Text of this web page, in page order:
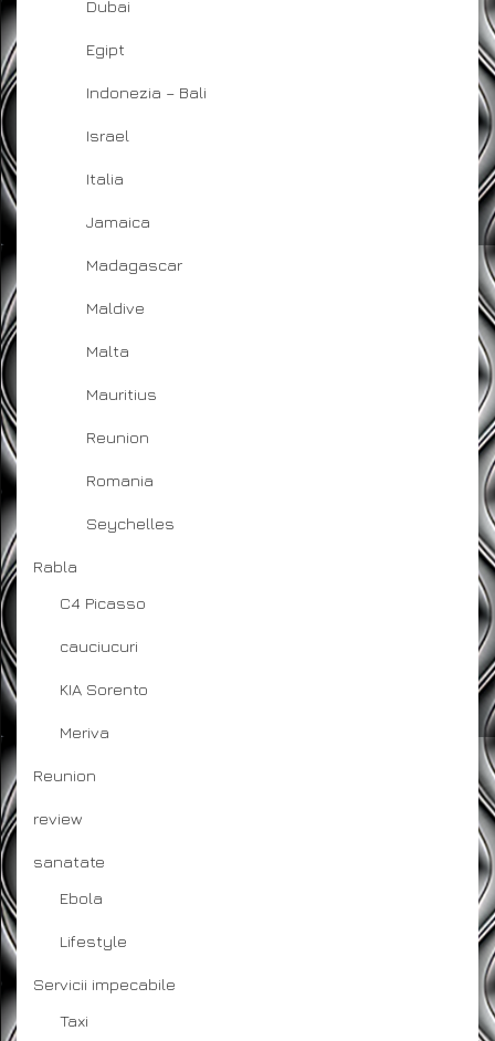
Dubai
Egipt
Indonezia – Bali
Israel
Italia
Jamaica
Madagascar
Maldive
Malta
Mauritius
Reunion
Romania
Seychelles
Rabla
C4 Picasso
cauciucuri
KIA Sorento
Meriva
Reunion
review
sanatate
Ebola
Lifestyle
Servicii impecabile
Taxi